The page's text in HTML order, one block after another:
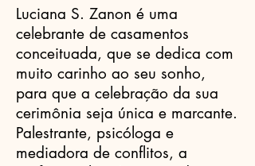
Luciana S. Zanon é uma
celebrante de casamentos
conceituada, que se dedica com
muito carinho ao seu sonho,
para que a celebração da sua
cerimônia seja única e marcante.
Palestrante, psicóloga e
mediadora de conflitos, a